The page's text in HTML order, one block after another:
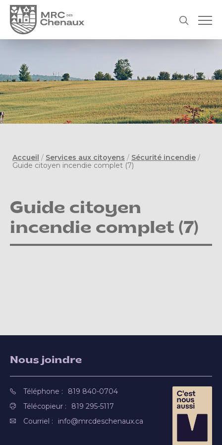
Accueil / Services aux citoyens / Sécurité incendie /
Guide citoyen incendie complet (7)
Guide citoyen
incendie complet (7)
Nous joindre
Téléphone :
819 840-0704
Télécopieur :
819 295-5117
Courriel :
info@mrcdeschenaux.ca